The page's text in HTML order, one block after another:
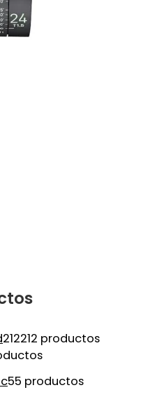
212212 productos
55 productos